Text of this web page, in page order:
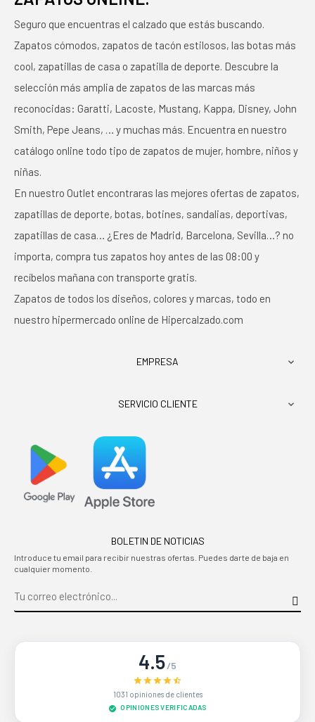
Seguro que encuentras el calzado que estás buscando.
Zapatos cómodos, zapatos de tacón estilosos, las botas más
cool, zapatillas de casa o zapatilla de deporte. Descubre la
selección más amplia de zapatos de las marcas más
reconocidas: Garatti, Lacoste, Mustang, Kappa, Disney, John
Smith, Pepe Jeans, … y muchas más. Encuentra en nuestro
catálogo online todo tipo de zapatos de mujer, hombre, niños y
niñas.
En nuestro Outlet encontraras las mejores ofertas de zapatos,
zapatillas de deporte, botas, botines, sandalias, deportivas,
zapatillas de casa… ¿Eres de Madrid, Barcelona, Sevilla…? no
importa, compra tus zapatos hoy antes de las 08:00 y
recíbelos mañana con transporte gratis.
Zapatos de todos los diseños, colores y marcas, todo en
nuestro hipermercado online de Hipercalzado.com
EMPRESA 
SERVICIO CLIENTE 
BOLETIN DE NOTICIAS
Introduce tu email para recibir nuestras ofertas. Puedes darte de baja en
cualquier momento.
4.5/5
1031 opiniones de clientes
OPINIONES VERIFICADAS